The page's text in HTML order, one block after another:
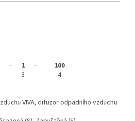
– 1 –
100
3 4
VIVA, difuzor odpadního vzduchu